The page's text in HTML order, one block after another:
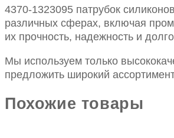
id75
l200
/komatsu
радиатора
нижний
d-
as-
1
4370-1323095 патрубок
различных сферах, включая
их прочность, надежность и
Мы используем только
предложить широкий
Похожие товары